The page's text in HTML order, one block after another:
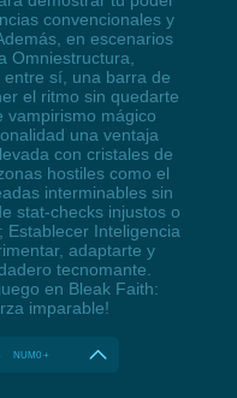
convencionales y
en escenarios
Omniestructura,
sí, una barra de
el ritmo sin quedarte
vampirismo mágico
una ventaja
con cristales de
hostiles como el
interminables sin
stat-checks injustos o
Establecer Inteligencia
adaptarte y
tecnomante.
en Bleak Faith:
imparable!
NUM0 +